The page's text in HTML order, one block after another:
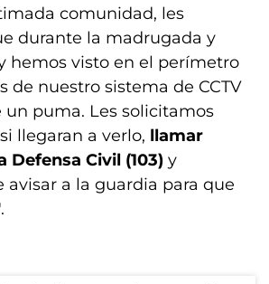
comunidad, les
durante la madrugada y
hemos visto en el perímetro
de nuestro sistema de CCTV
un puma. Les solicitamos
llegaran a verlo, llamar
Civil (103) y
avisar a la guardia para que